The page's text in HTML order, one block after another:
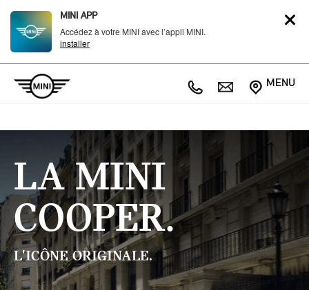
MINI APP
Accédez à votre MINI avec l’appli MINI.
installer
MENU
LA MINI
COOPER.
L'ICÔNE ORIGINALE.